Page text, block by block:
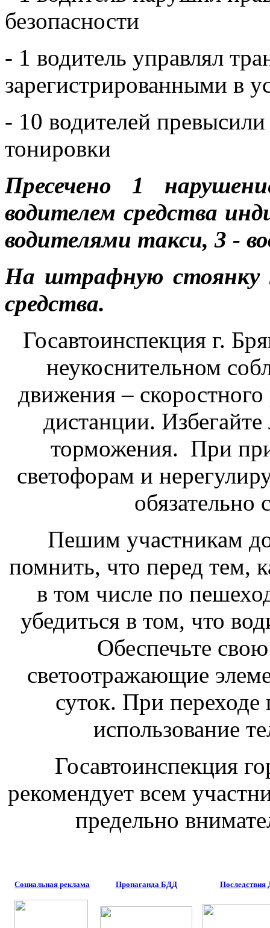
безопасности
- 1 водитель управлял
зарегистрированными в
- 10 водителей
тонировки
Пресечено 1
водителем средства
водителями такси, 3 -
На штрафную стоянку
средства.
Госавтоинспекция г.
неукоснительном
движения –
дистанции.
торможения. При
светофорам и
обязательно
Пешим участникам
помнить, что перед тем,
в том числе по
убедиться в том, что
Обеспечьте
светоотражающие
суток. При
использование
Госавтоинспекция
рекомендует всем
предельно
Социальная реклама Пропаганда БДД